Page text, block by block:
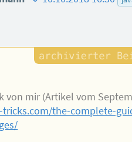
von mir (Artikel vom
tricks.com/the-complete-